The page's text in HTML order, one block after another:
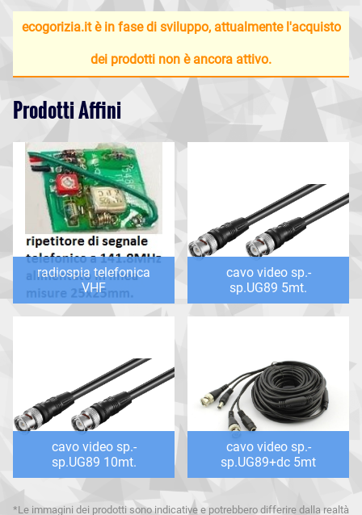
ecogorizia.it è in fase di sviluppo, attualmente l'acquisto
dei prodotti non è ancora attivo.
Prodotti Affini
radiospia telefonica
VHF
cavo video sp.-
sp.UG89 5mt.
cavo video sp.-
sp.UG89 10mt.
cavo video sp.-
sp.UG89+dc 5mt
*Le immagini dei prodotti sono indicative e potrebbero differire dalla realtà